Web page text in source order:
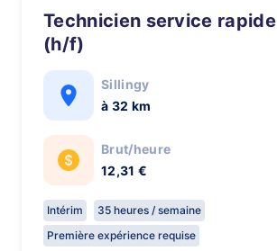
technicien service rapide Sillingy
(h/f)
Sillingy
à 32 km
Brut/heure
12,31 €
Intérim
35 heures / semaine
Première expérience requise